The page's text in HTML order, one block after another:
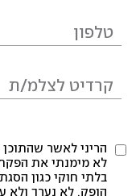
הריני לאשר
לא מימנתי את
בלתי חוקי כגון
הופק, לא נערך ולא